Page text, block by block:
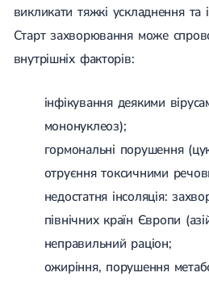
викликати тяжкі ускладнення та
Старт захворювання може
внутрішніх факторів:
інфікування деякими
мононуклеоз);
гормональні порушення
отруєння токсичними
недостатня інсоляція:
північних країн Європи
неправильний раціон;
ожиріння, порушення